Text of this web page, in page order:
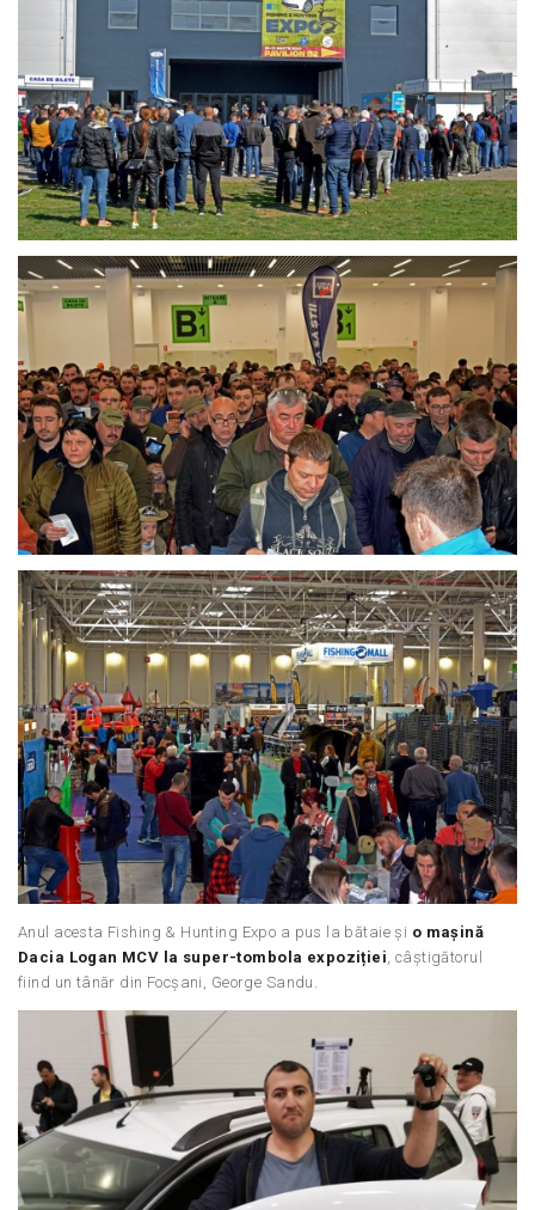
Anul acesta Fishing & Hunting Expo a pus la bătaie și o mașină
Dacia Logan MCV la super-tombola expoziției , câștigătorul
fiind un tânăr din Focșani, George Sandu.